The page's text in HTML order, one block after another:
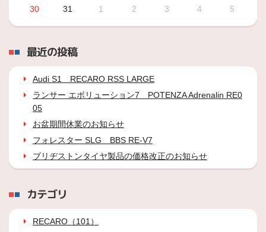
30
31 1 2 3 4 5
最近の投稿
Audi S1 RECARO RSS LARGE
ランサー エボリューション7 POTENZA Adrenalin RE0
05
お盆期間休業のお知らせ
フォレスター SLG BBS RE-V7
ブリヂストンタイヤ製品の価格改正のお知らせ
カテゴリ
RECARO（101）